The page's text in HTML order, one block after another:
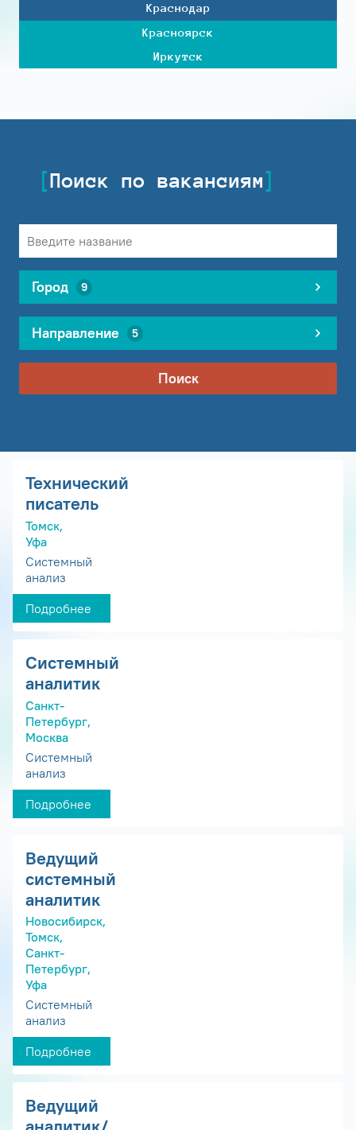
Краснодар
Красноярск
Иркутск
Поиск по вакансиям
Город 9
Направление 5
Поиск
Технический
писатель
Томск,
Уфа
Системный
анализ
Подробнее
Системный
аналитик
Санкт-
Петербург,
Москва
Системный
анализ
Подробнее
Ведущий
системный
аналитик
Новосибирск,
Томск,
Санкт-
Петербург,
Уфа
Системный
анализ
Подробнее
Ведущий